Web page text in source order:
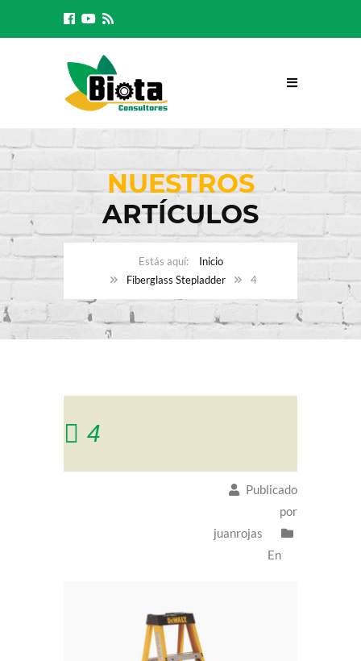
NUESTROS
ARTÍCULOS
Inicio
Fiberglass Stepladder
4
4
Publicado
por
juanrojas
En